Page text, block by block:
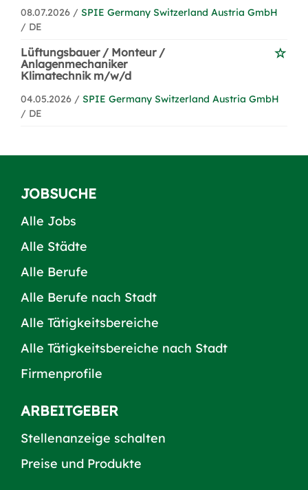
08.07.2026 / SPIE Germany Switzerland Austria GmbH
/ DE
Lüftungsbauer / Monteur /
Anlagenmechaniker
Klimatechnik m/w/d
04.05.2026 / SPIE Germany Switzerland Austria GmbH
/ DE
JOBSUCHE
Alle Jobs
Alle Städte
Alle Berufe
Alle Berufe nach Stadt
Alle Tätigkeitsbereiche
Alle Tätigkeitsbereiche nach Stadt
Firmenprofile
ARBEITGEBER
Stellenanzeige schalten
Preise und Produkte